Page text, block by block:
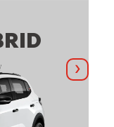
次へ